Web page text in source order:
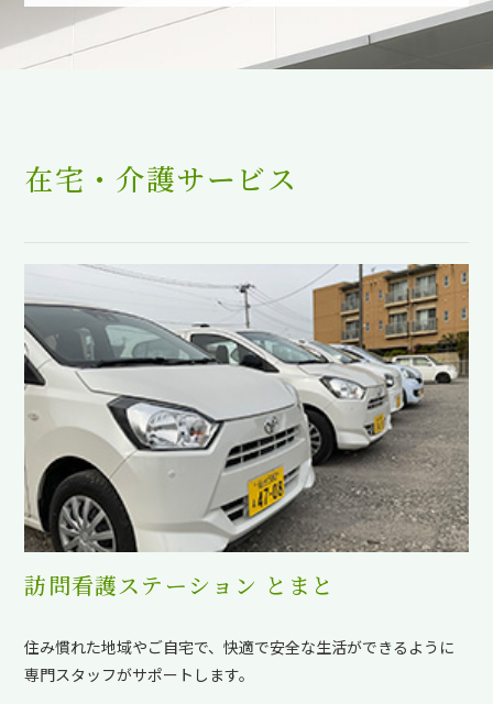
在宅・介護サービス
訪問看護ステーション とまと
住み慣れた地域やご自宅で、快適で安全な生活ができるように
専門スタッフがサポートします。